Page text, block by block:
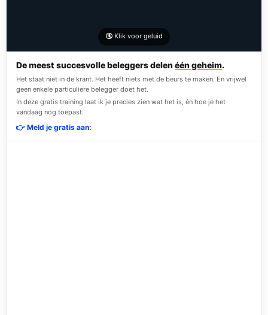
🔇 Klik voor geluid
De meest succesvolle beleggers delenéén geheim.
Het staat niet in de krant. Het heeft niets met de beurs te maken. En vrijwel
geen enkele particuliere belegger doet het.
In deze gratis training laat ik je precies zien wat het is, én hoe je het
vandaag nog toepast.
👉 Meld je gratis aan: